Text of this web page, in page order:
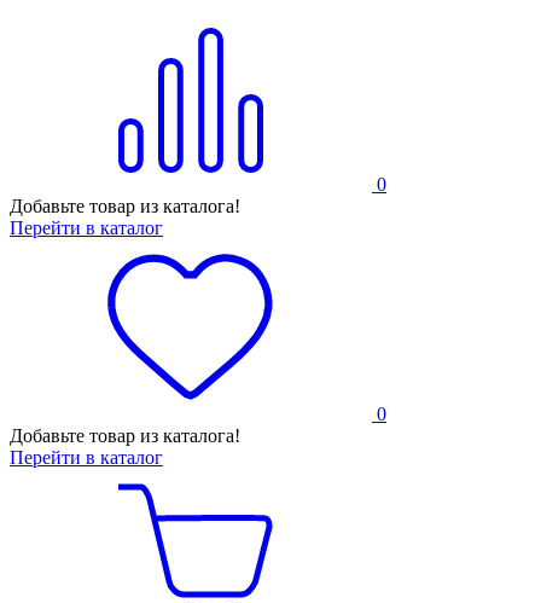
0
Добавьте товар из каталога!
Перейти в каталог
0
Добавьте товар из каталога!
Перейти в каталог